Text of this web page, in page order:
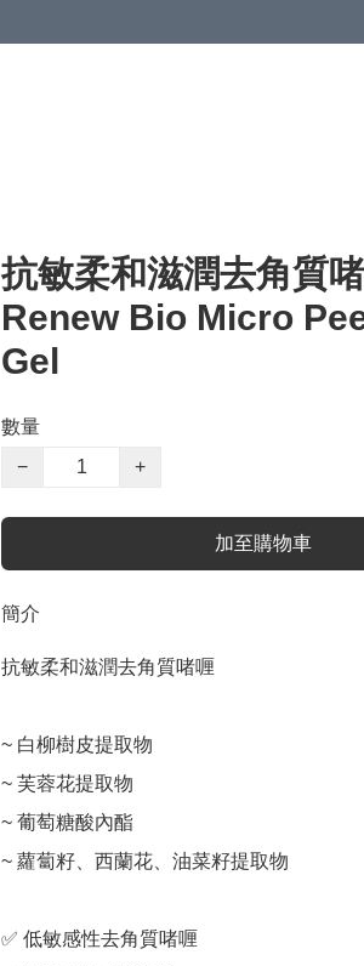
抗敏柔和滋潤去角質
Renew Bio Micro
Gel
數量
−
+
加至購物車
簡介
抗敏柔和滋潤去角質啫喱
~ 白柳樹皮提取物
~ 芙蓉花提取物
~ 葡萄糖酸內酯
~ 蘿蔔籽、西蘭花、油菜籽提取物
✅ 低敏感性去角質啫喱